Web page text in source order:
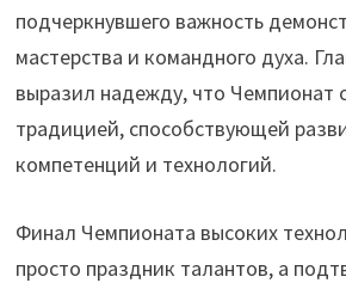
подчеркнувшего важность
мастерства и командного духа.
выразил надежду, что Чемпионат
традицией, способствующей
компетенций и технологий.
Финал Чемпионата высоких
просто праздник талантов, а